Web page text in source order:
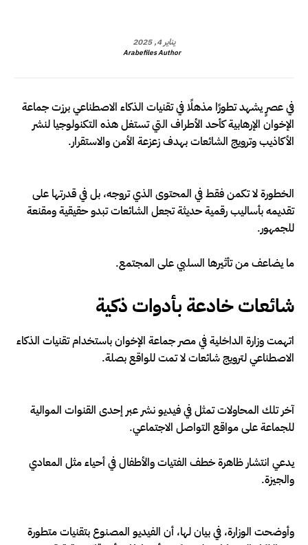
يناير 4, 2025
Arabefiles Author
في عصرٍ يشهد تطورًا مذهلًا في تقنيات الذكاء الاصطناعي برزت جماعة
الإخوان الإرهابية كأحد الأطراف التي تستغل هذه التكنولوجيا لنشر
الأكاذيب وترويج الشائعات بهدف زعزعة الأمن والاستقرار.
الخطورة لا تكمن فقط في المحتوى الذي تروجه، بل في قدرتها على
تقديمه بأساليب رقمية حديثة تجعل الشائعات تبدو حقيقية ومقنعة
للجمهور.
ما يضاعف من تأثيرها السلبي على المجتمع.
شائعات خادعة بأدوات ذكية
اتهمت وزارة الداخلية في مصر جماعة الإخوان باستخدام تقنيات الذكاء
الاصطناعي لترويج شائعات لا تمت للواقع بصلة.
آخر تلك المحاولات تمثل في فيديو نشر عبر إحدى القنوات الموالية
للجماعة على مواقع التواصل الاجتماعي.
يدعي انتشار ظاهرة خطف الفتيات والأطفال في أحياء مثل المعادي
والجيزة.
وأوضحت الوزارة، في بيان لها، أن الفيديو المصنوع بتقنيات متطورة